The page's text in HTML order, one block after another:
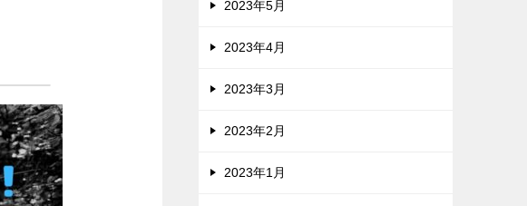
2023年5月
2023年4月
2023年3月
2023年2月
2023年1月